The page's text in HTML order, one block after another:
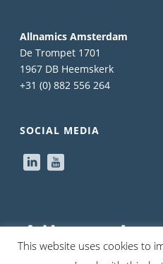
Allnamics Amsterdam
De Trompet 1701
1967 DB Heemskerk
+31 (0) 882 556 264
SOCIAL MEDIA
This website uses cookies to